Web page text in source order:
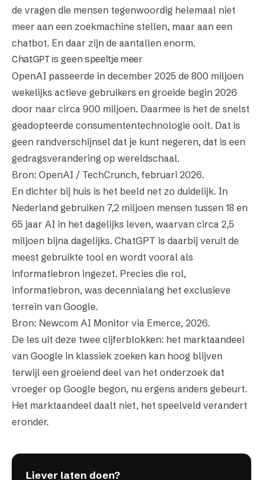
de vragen die mensen tegenwoordig helemaal niet
meer aan een zoekmachine stellen, maar aan een
chatbot. En daar zijn de aantallen enorm.
ChatGPT is geen speeltje meer
OpenAI passeerde in december 2025 de 800 miljoen
wekelijks actieve gebruikers en groeide begin 2026
door naar circa 900 miljoen. Daarmee is het de snelst
geadopteerde consumententechnologie ooit. Dat is
geen randverschijnsel dat je kunt negeren, dat is een
gedragsverandering op wereldschaal.
Bron: OpenAI / TechCrunch, februari 2026.
En dichter bij huis is het beeld net zo duidelijk. In
Nederland gebruiken 7,2 miljoen mensen tussen 18 en
65 jaar AI in het dagelijks leven, waarvan circa 2,5
miljoen bijna dagelijks. ChatGPT is daarbij veruit de
meest gebruikte tool en wordt vooral als
informatiebron ingezet. Precies die rol,
informatiebron, was decennialang het exclusieve
terrein van Google.
Bron: Newcom AI Monitor via Emerce, 2026.
De les uit deze twee cijferblokken: het marktaandeel
van Google in klassiek zoeken kan hoog blijven
terwijl een groeiend deel van het onderzoek dat
vroeger op Google begon, nu ergens anders gebeurt.
Het marktaandeel daalt niet, het speelveld verandert
eronder.
Liever laten doen?